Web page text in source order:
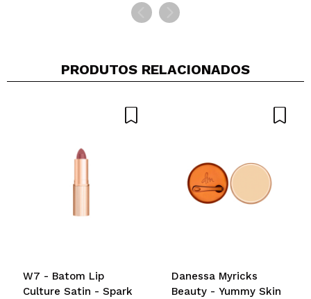
PRODUTOS RELACIONADOS
W7 - Batom Lip
Culture Satin - Spark
Danessa Myricks
Beauty - Yummy Skin